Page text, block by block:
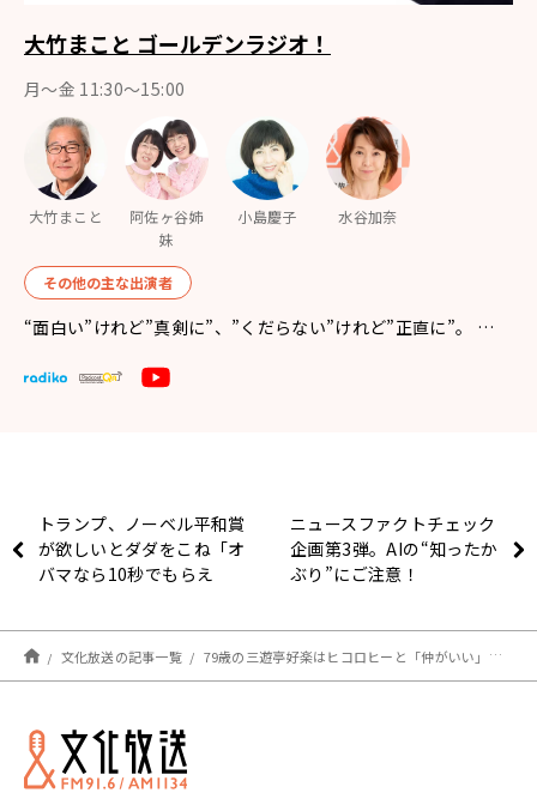
大竹まこと ゴールデンラジオ！
月〜金 11:30～15:00
大竹まこと
阿佐ヶ谷姉
妹
小島慶子 水谷加奈
その他の主な出演者
“面白い”けれど”真剣に”、”くだらない”けれど”正直に”。 …
トランプ、ノーベル平和賞
が欲しいとダダをこね「オ
バマなら10秒でもらえ
「ユーモアが良くわから
ん」
ニュースファクトチェック
企画第3弾。AIの“知ったか
ぶり”にご注意！
文化放送の記事一覧 79歳の三遊亭好楽はヒコロヒーと「仲がいい」？ 弟子の問いかけにヒコ「私からは…」